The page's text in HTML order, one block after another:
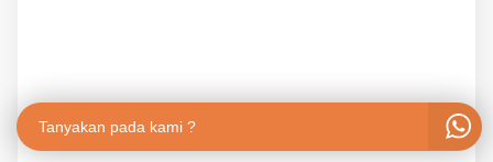
Tanyakan pada kami ?